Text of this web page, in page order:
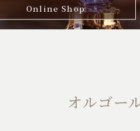
Online Shop
オルゴー